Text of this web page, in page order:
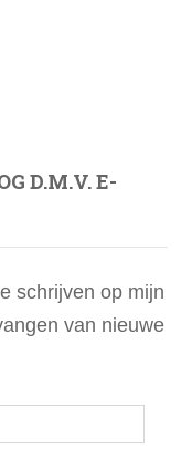
D.M.V. E-
schrijven op mijn
van nieuwe